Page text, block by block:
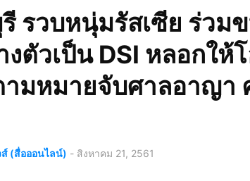
รวบหนุ่มรัสเซีย ร่วม
งตัวเป็น DSI หลอกให้
มหมายจับศาลอาญา
(สื่อออนไลน์) - สิงหาคม 21, 2561